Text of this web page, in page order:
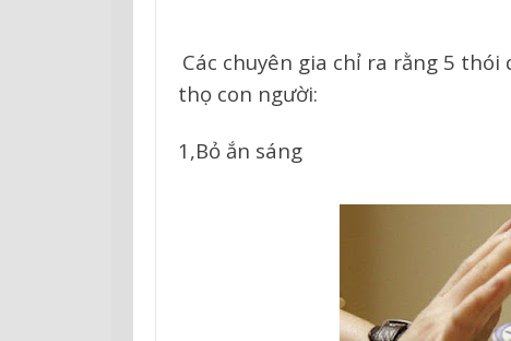
Các chuyên gia chỉ ra rằng 5
thọ con người:
1,Bỏ ắn sáng